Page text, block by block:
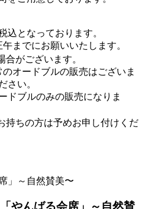
込となっております。
までにお願いいたします。
がございます。
オードブルの販売はございま
さい。
ドブルのみの販売になりま
持ちの方は予めお申し付けくだ
やんばる会席」～自然賛